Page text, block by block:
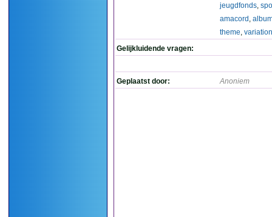
jeugdfonds,
amacord ,
theme,
Gelijkluidende vragen:
Geplaatst door: Anoniem